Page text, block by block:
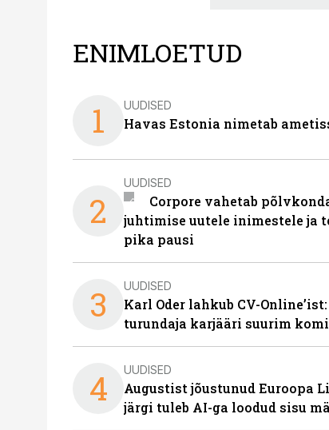
ENIMLOETUD
1 UUDISED
Havas Estonia nimetab
2
UUDISED
Corpore vahetab
juhtimise uutele inimestele ja
pika pausi
3 UUDISED
Karl Oder lahkub CV-
turundaja karjääri suurim
4 UUDISED
Augustist jõustunud Euroopa
järgi tuleb AI-ga loodud sisu